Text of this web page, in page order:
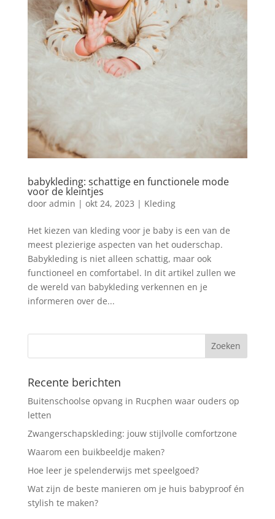
babykleding: schattige en functionele mode
voor de kleintjes
door admin | okt 24, 2023 | Kleding
Het kiezen van kleding voor je baby is een van de
meest plezierige aspecten van het ouderschap.
Babykleding is niet alleen schattig, maar ook
functioneel en comfortabel. In dit artikel zullen we
de wereld van babykleding verkennen en je
informeren over de...
Recente berichten
Buitenschoolse opvang in Rucphen waar ouders op
letten
Zwangerschapskleding: jouw stijlvolle comfortzone
Waarom een buikbeeldje maken?
Hoe leer je spelenderwijs met speelgoed?
Wat zijn de beste manieren om je huis babyproof én
stylish te maken?